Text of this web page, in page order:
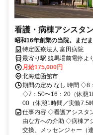
看護・病棟アシスタ
昭和16年創業の当院。まだ
特定医療法人 富田病院
最寄り駅 競馬場前電停よ
月給175,000円
北海道函館市
期間の定め なし 時間 ◇8
◇7：50〜16：20（休憩1
00（休憩1時間／実働7.5
仕事内容 ◇看護アシスタ
由な方への介助 ◇病棟ア
交換、メッセンジャー（